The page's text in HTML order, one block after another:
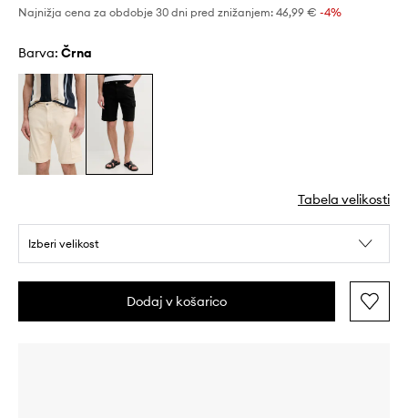
Najnižja cena za obdobje 30 dni pred znižanjem: 46,99 € -4%
Barva: črna
Tabela velikosti
Izberi velikost
Dodaj v košarico